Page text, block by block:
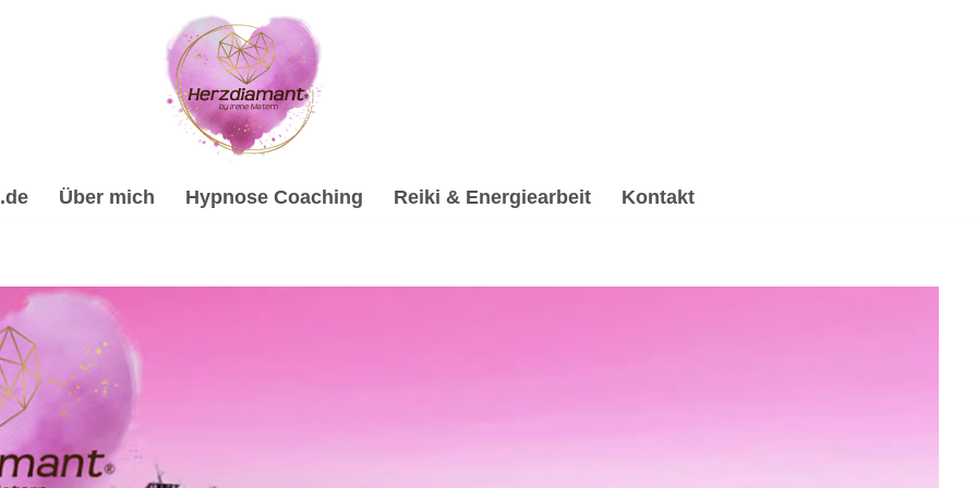
Über mich Hypnose Coaching Reiki & Energiearbeit Kontakt
Psychologische Beratung, Spirituelle Trauerverarbeitung & Trauerhilfe, Reiki & Energiearbeit,
Coach & psychologische Beraterin. ✔️ Hypnose, ☑️ Spirituelle Trauerverarbeitung & Trauerhilfe, ✔️ Reiki &
Coaching für Freisbach. Ich bin an Deiner Seite ✉.